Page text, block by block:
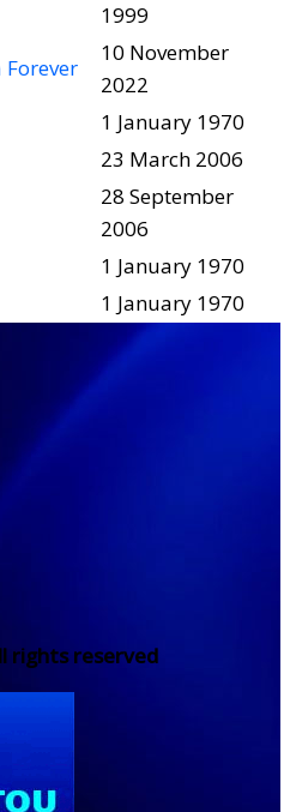
1999
Forever
10 November
2022
1 January 1970
23 March 2006
28 September
2006
1 January 1970
1 January 1970
rights reserved